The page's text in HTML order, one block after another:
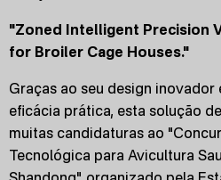
"Zoned Intelligent Precision
for Broiler Cage Houses."
Graças ao seu design inovador
eficácia prática, esta solução
muitas candidaturas ao
Tecnológica para Avicultura